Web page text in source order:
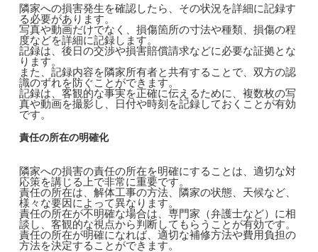
隣家への損害発生を確認したら、その状況を詳細に記録す
る必要があります。
写真や動画だけでなく、損傷箇所の寸法や種類、損傷の程
度などを詳細に記録します。
記録は、後日の交渉や損害賠償請求などに必要な証拠とな
ります。
また、記録内容を隣家所有者と共有することで、双方の認
識のずれを防ぐことができます。
記録は、客観的な事実を正確に伝えるために、複数枚の写
真や動画を撮影し、日付や時刻を記録しておくことが有効
です。
責任の所在の明確化
隣家への損害の責任の所在を明確にすることは、適切な対
応策を講じる上で非常に重要です。
責任の所在は、解体工事の方法、隣家の状態、天候など、
様々な要因によって異なります。
責任の所在が不明確な場合は、専門家（弁護士など）に相
談し、客観的な視点から判断してもらうことが有効です。
責任の所在が明確になれば、適切な補修方法や費用負担の
方法を決定することができます。